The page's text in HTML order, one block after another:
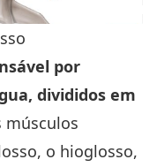
por
divididos em
músculos
o hioglosso,